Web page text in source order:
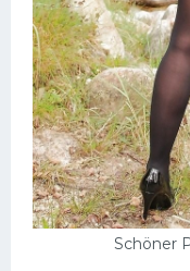
Schöner